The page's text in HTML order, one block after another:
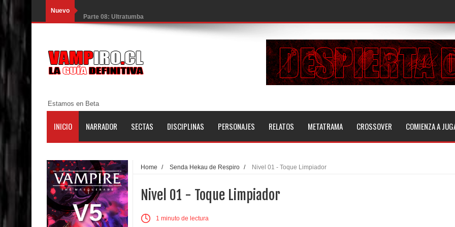
Nuevo
Parte 07: Asuntos que Resolver
Parte 06: El Trato con los Muertos
Parte 05: Sitiados
Parte 01: Escondido a Plena Luz
Parte 02: El Enemigo de mi Enemigo
Parte 06: Coletazos
Parte 05: Los Horrores del Infierno
Estamos en Beta
INICIO NARRADOR SECTAS DISCIPLINAS PERSONAJES RELATOS METATRAMA CROSSOVER COMIENZA A
V5
Home / Senda Hekau de Respiro / Nivel 01 - Toque Limpiador
Nivel 01 - Toque Limpiador
1 minuto de lectura